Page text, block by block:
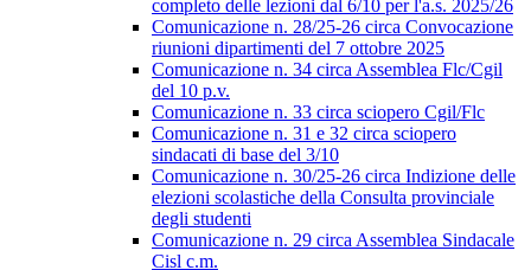
completo delle lezioni dal 6/10 per l'a.s. 2025/26
Comunicazione n. 28/25-26 circa Convocazione
riunioni dipartimenti del 7 ottobre 2025
Comunicazione n. 34 circa Assemblea Flc/Cgil
del 10 p.v.
Comunicazione n. 33 circa sciopero Cgil/Flc
Comunicazione n. 31 e 32 circa sciopero
sindacati di base del 3/10
Comunicazione n. 30/25-26 circa Indizione delle
elezioni scolastiche della Consulta provinciale
degli studenti
Comunicazione n. 29 circa Assemblea Sindacale
Cisl c.m.